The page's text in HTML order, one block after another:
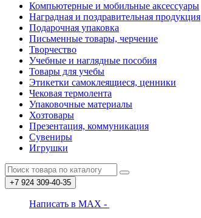
Компьютерные и мобильные аксессуары
Наградная и поздравительная продукция
Подарочная упаковка
Письменные товары, черчение
Творчество
Учебные и наглядные пособия
Товары для учебы
Этикетки самоклеящиеся, ценники
Чековая термолента
Упаковочные материалы
Хозтовары
Презентация, коммуникация
Сувениры
Игрушки
+7 924 309-40-35
Написать в MAX -